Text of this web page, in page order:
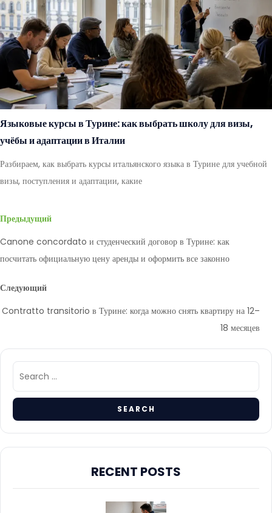
Языковые курсы в Турине: как выбрать школу для визы,
учёбы и адаптации в Италии
Разбираем, как выбрать курсы итальянского языка в Турине для учебной
визы, поступления и адаптации, какие
Предыдущий
Canone concordato и студенческий договор в Турине: как
посчитать официальную цену аренды и оформить все законно
Следующий
Contratto transitorio в Турине: когда можно снять квартиру на 12–
18 месяцев
RECENT POSTS